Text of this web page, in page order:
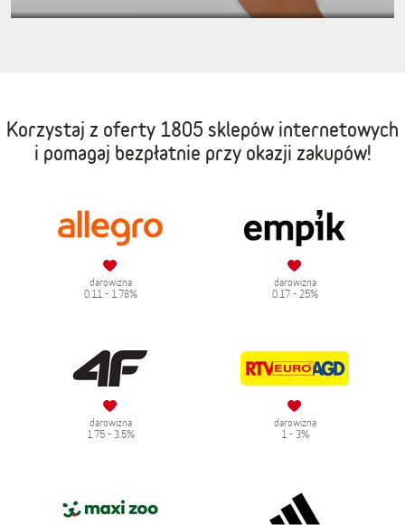
Korzystaj z oferty 1805 sklepów internetowych
i pomagaj bezpłatnie przy okazji zakupów!
darowizna
0.11 - 1.78%
darowizna
0.17 - 25%
darowizna
1.75 - 3.5%
darowizna
1 - 3%